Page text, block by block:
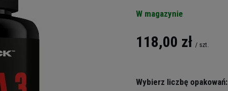
W magazynie
118,00 zł / szt.
Wybierz liczbę opakowań: